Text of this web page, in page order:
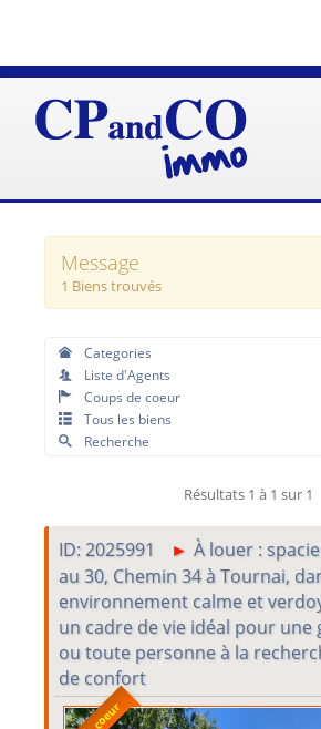
Message
1 Biens trouvés
Categories
Liste d'Agents
Coups de coeur
Tous les biens
Recherche
Résultats 1 à 1 sur 1
ID: 2025991
À louer :
au 30, Chemin 34 à Tournai,
environnement calme et
un cadre de vie idéal pour une
ou toute personne à la
de confort